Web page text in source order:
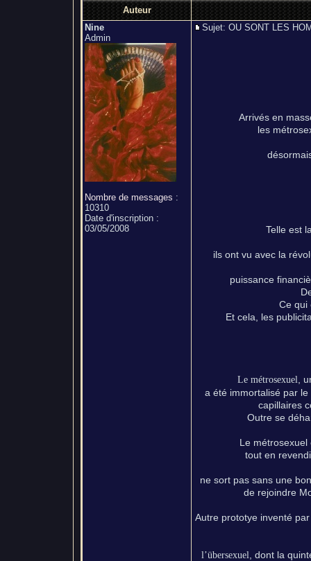
Auteur
Nine
Admin
Nombre de messages :
10310
Date d'inscription :
03/05/2008
Sujet: OU SONT LES
Arrivés en
les
Telle est
ils ont vu avec la
puissance
Ce qui
Et cela, les
Le métrosexuel ,
a été immortalisé par
capillaires
Outre se
Le
tout en
ne sort pas sans une
de rejoindre
Autre prototye inventé
l’übersexuel , dont la